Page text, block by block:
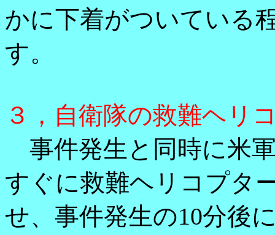
かに下着がついている
す。
３，自衛隊の救難ヘリ
事件発生と同時に米
すぐに救難ヘリコプタ
せ、事件発生の10分後